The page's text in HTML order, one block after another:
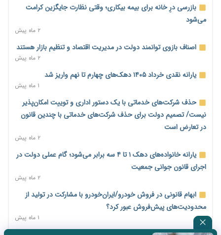
پیش‌بینی افزایش تولید برنج؛ نیاز وارداتی کشور به ۵۰۰ هزار تن
کاهش می‌یابد
۱ روز پیش
امضای تفاهم‌نامه تجاری ایران و پاکستان؛ هدف‌گذاری تجارت ۱۰
اختیارات جدید گمرکات برای تمدید ورود موقت کالا و خودرو تا
پایان شهریور ابلاغ شد
۱ روز پیش
مرحله سیزدهم کالابرگ در سایه تورم؛ قدرت خرید یارانه یک‌میلیونی
۱۴ مرداد؛ اولین «روز ملی کارفرما» در تقویم رسمی ایران/«روز ملی
کارفرما» چگونه به تقویم رسمی کشور رسید؟
۲ روز پیش
بازرسی درِ خانه برای بیمه بیکاری؛ وقتی نظارت جایگزین کرامت
می‌شود
۲ ماه پیش
اصناف بازوی توانمند دولت در مدیریت اقتصاد و تنظیم بازار هستند
۲ ماه پیش
یارانه نقدی خرداد ۱۴۰۵ دهک‌های چهارم تا نهم واریز شد
۱ ماه پیش
حذف شرکت‌های خدماتی با یک دستور اداری و توییت امکان‌پذیر
نیست/ تصمیم دولت برای حذف شرکت‌های خدماتی با چندین قانون
در تعارض است
۲ ماه پیش
یارانه خانواده‌های دهک ۱ تا ۴ سه برابر می‌شود؛ گام عملی دولت در
اجرای قانون جوانی جمعیت
۲ ماه پیش
ابهام قانونی در فروش خودرو/ایران‌خودرو با مشارکت در تولید از
محدودیت‌های پیش‌فروش عبور کرد؟
۱ ماه پیش